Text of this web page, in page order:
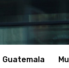
Guatemala